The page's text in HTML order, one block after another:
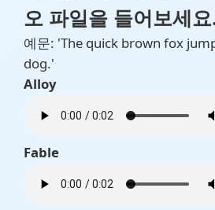
오 파일을 들어보세
예문: 'The quick brown fox
dog.'
Alloy
Fable